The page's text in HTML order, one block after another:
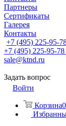
Партнеры
Сертификаты
Галерея
Контакты
+7 (495) 225-95-
+7 (495) 225-95-78
sale@ktnd.ru
Задать вопрос
Войти
Корзина0